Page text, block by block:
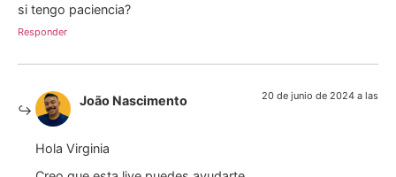
si tengo paciencia?
Responder
João Nascimento 20 de junio de 2024 a las
Hola Virginia